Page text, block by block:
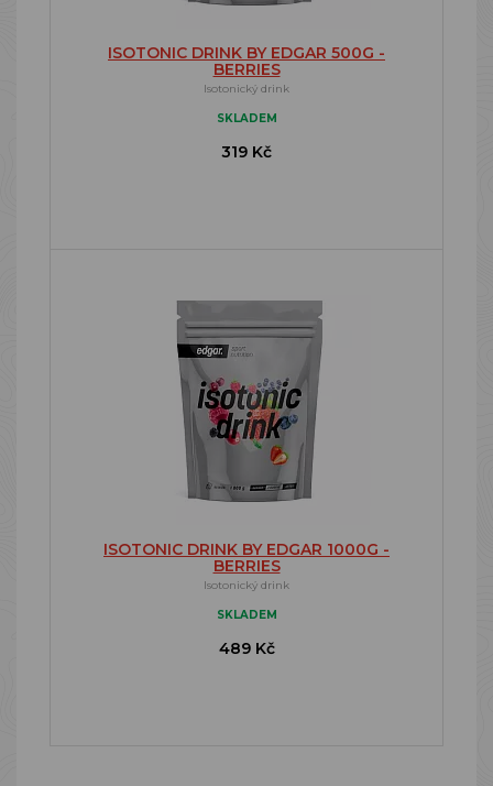
ISOTONIC DRINK BY EDGAR 500G -
BERRIES
Isotonický drink
SKLADEM
319 Kč
ISOTONIC DRINK BY EDGAR 1000G -
BERRIES
Isotonický drink
SKLADEM
489 Kč